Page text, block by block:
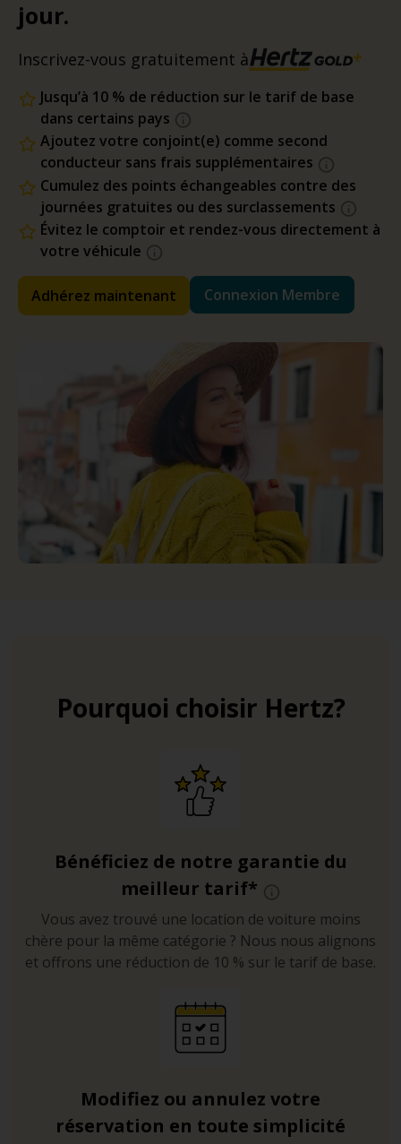
jour.
Inscrivez-vous gratuitement à
Jusqu’à 10 % de réduction sur le tarif de base
dans certains pays
Ajoutez votre conjoint(e) comme second
conducteur sans frais supplémentaires
Cumulez des points échangeables contre des
journées gratuites ou des surclassements
Évitez le comptoir et rendez-vous directement à
votre véhicule
Adhérez maintenant Connexion Membre
Pourquoi choisir Hertz?
Bénéficiez de notre garantie du
meilleur tarif*
Vous avez trouvé une location de voiture moins
chère pour la même catégorie ? Nous nous alignons
et offrons une réduction de 10 % sur le tarif de base.
Modifiez ou annulez votre
réservation en toute simplicité